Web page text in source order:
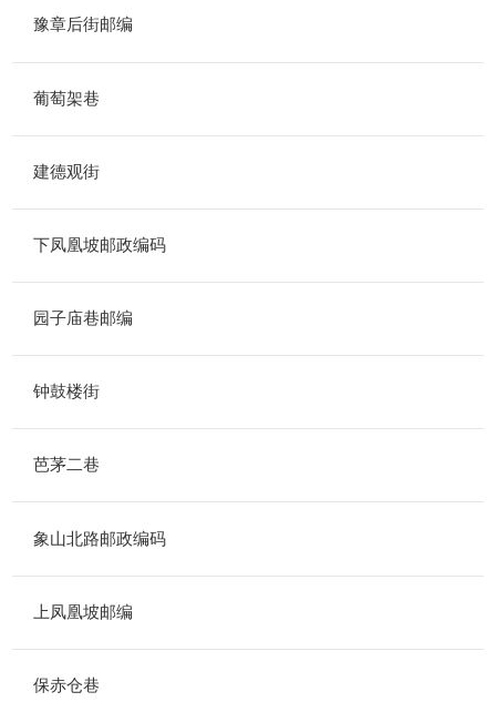
豫章后街邮编
葡萄架巷
建德观街
下凤凰坡邮政编码
园子庙巷邮编
钟鼓楼街
芭茅二巷
象山北路邮政编码
上凤凰坡邮编
保赤仓巷